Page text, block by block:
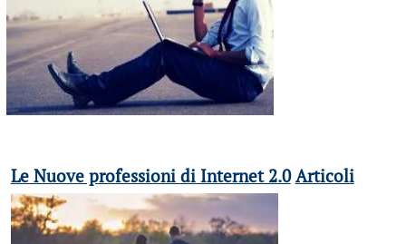
Le Nuove professioni di Internet 2.0 Articoli